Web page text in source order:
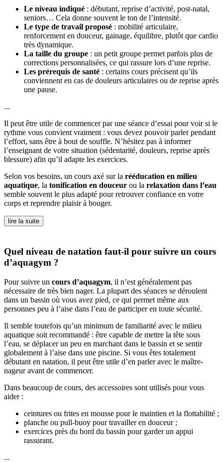
Le niveau indiqué : débutant, reprise d’activité, post-natal,
seniors… Cela donne souvent le ton de l’intensité.
Le type de travail proposé : mobilité articulaire,
renforcement en douceur, gainage, équilibre, plutôt que cardio
très dynamique.
La taille du groupe : un petit groupe permet parfois plus de
corrections personnalisées, ce qui rassure lors d’une reprise.
Les prérequis de santé : certains cours précisent qu’ils
conviennent en cas de douleurs articulaires ou de reprise après
une pause.
...
Il peut être utile de commencer par une séance d’essai pour voir si le
rythme vous convient vraiment : vous devez pouvoir parler pendant
l’effort, sans être à bout de souffle. N’hésitez pas à informer
l’enseignant de votre situation (sédentarité, douleurs, reprise après
blessure) afin qu’il adapte les exercices.
Selon vos besoins, un cours axé sur la rééducation en milieu
aquatique, la tonification en douceur ou la relaxation dans l’eau
semble souvent le plus adapté pour retrouver confiance en votre
corps et reprendre plaisir à bouger.
lire la suite
Quel niveau de natation faut-il pour suivre un cours
d’aquagym ?
Pour suivre un cours d’aquagym, il n’est généralement pas
nécessaire de très bien nager. La plupart des séances se déroulent
dans un bassin où vous avez pied, ce qui permet même aux
personnes peu à l’aise dans l’eau de participer en toute sécurité.
Il semble toutefois qu’un minimum de familiarité avec le milieu
aquatique soit recommandé : être capable de mettre la tête sous
l’eau, se déplacer un peu en marchant dans le bassin et se sentir
globalement à l’aise dans une piscine. Si vous êtes totalement
débutant en natation, il peut être utile d’en parler avec le maître-
nageur avant de commencer.
Dans beaucoup de cours, des accessoires sont utilisés pour vous
aider :
ceintures ou frites en mousse pour le maintien et la flottabilité ;
planche ou pull-buoy pour travailler en douceur ;
exercices près du bord du bassin pour garder un appui
rassurant.
...